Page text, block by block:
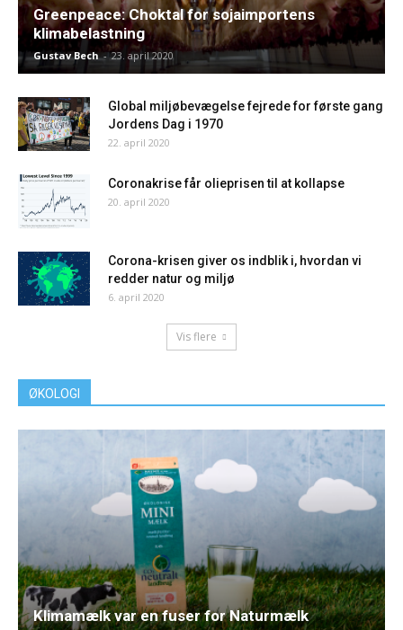
Greenpeace: Choktal for sojaimportens
klimabelastning
Gustav Bech - 23. april 2020
Global miljøbevægelse fejrede for første gang
Jordens Dag i 1970
22. april 2020
Coronakrise får olieprisen til at kollapse
20. april 2020
Corona-krisen giver os indblik i, hvordan vi
redder natur og miljø
6. april 2020
Vis flere
ØKOLOGI
Klimamælk var en fuser for Naturmælk